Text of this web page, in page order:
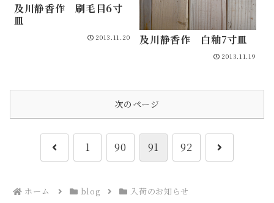
及川静香作 刷毛目6寸
皿
2013.11.20 及川静香作 白釉7寸皿
2013.11.19
次のページ
前
1 90 91 92
次
ホーム blog 入荷のお知らせ